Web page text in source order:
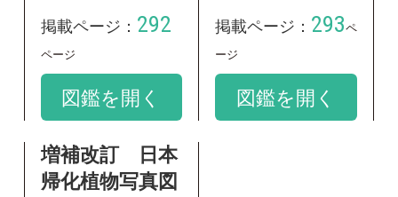
掲載ページ：492
ページ
図鑑を開く